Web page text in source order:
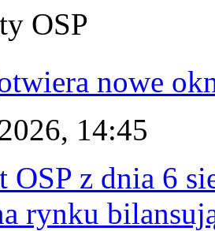
OSP
nowe
14:45
OSP z dnia 6
rynku